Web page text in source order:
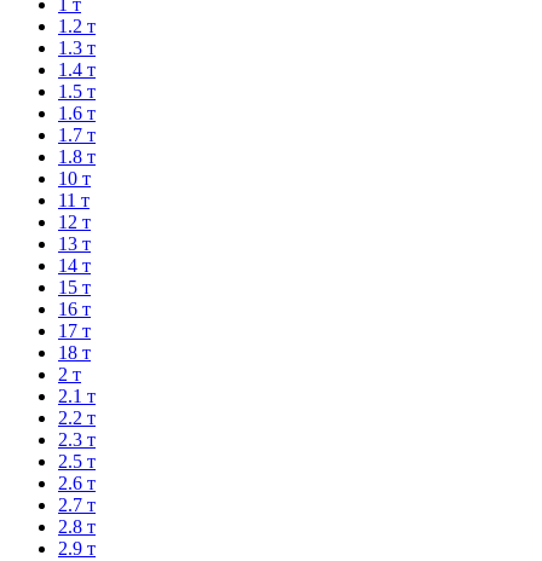
1 т
1.2 т
1.3 т
1.4 т
1.5 т
1.6 т
1.7 т
1.8 т
10 т
11 т
12 т
13 т
14 т
15 т
16 т
17 т
18 т
2 т
2.1 т
2.2 т
2.3 т
2.5 т
2.6 т
2.7 т
2.8 т
2.9 т